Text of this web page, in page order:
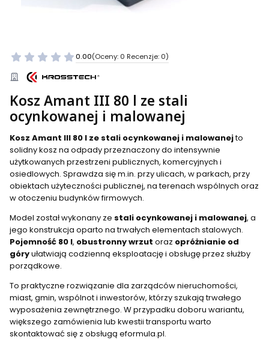
0.00(Oceny: 0 Recenzje: 0)
Kosz Amant III 80 l ze stali
ocynkowanej i malowanej
Kosz Amant III 80 l ze stali ocynkowanej i malowanejto
solidny kosz na odpady przeznaczony do intensywnie
użytkowanych przestrzeni publicznych, komercyjnych i
osiedlowych. Sprawdza się m.in. przy ulicach, w parkach, przy
obiektach użyteczności publicznej, na terenach wspólnych oraz
w otoczeniu budynków firmowych.
Model został wykonany ze stali ocynkowanej i malowanej, a
jego konstrukcja oparto na trwałych elementach stalowych.
Pojemność 80 l, obustronny wrzut oraz opróżnianie od
góryułatwiają codzienną eksploatację i obsługę przez służby
porządkowe.
To praktyczne rozwiązanie dla zarządców nieruchomości,
miast, gmin, wspólnot i inwestorów, którzy szukają trwałego
wyposażenia zewnętrznego. W przypadku doboru wariantu,
większego zamówienia lub kwestii transportu warto
skontaktować się z obsługą eformula.pl.